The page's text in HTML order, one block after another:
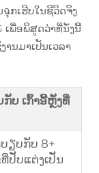
ກເຮີບໃນຊີວິດຈິງ
ເພື່ອພິສູດວ່າທີ່ນັ່ງນີ້
ານມາເປັນເວລາ
ກັບ ເກົ້າອີ້ຫຼັງທີ່
ຽບກັບ 8+
ປັບແຕ່ງເປັນ